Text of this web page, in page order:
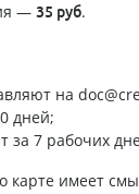
— 35 руб.
на
дней;
за 7 рабочих
карте имеет